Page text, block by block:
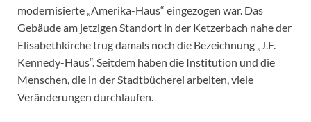
modernisierte „Amerika-Haus“ eingezogen war. Das
Gebäude am jetzigen Standort in der Ketzerbach nahe der
Elisabethkirche trug damals noch die Bezeichnung „J.F.
Kennedy-Haus“. Seitdem haben die Institution und die
Menschen, die in der Stadtbücherei arbeiten, viele
Veränderungen durchlaufen.